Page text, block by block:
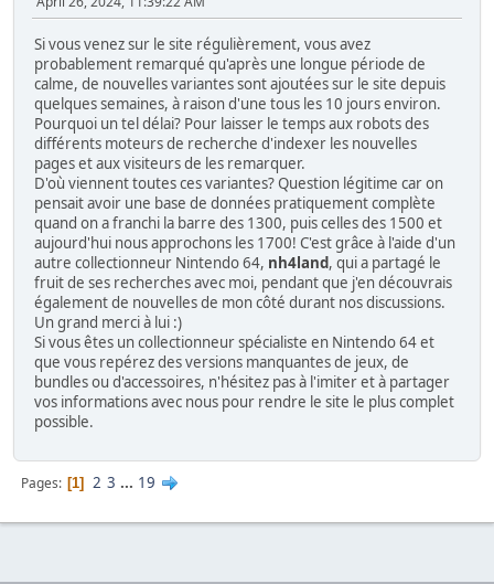
Si vous venez sur le site régulièrement, vous avez
probablement remarqué qu'après une longue période de
calme, de nouvelles variantes sont ajoutées sur le site depuis
quelques semaines, à raison d'une tous les 10 jours environ.
Pourquoi un tel délai? Pour laisser le temps aux robots des
différents moteurs de recherche d'indexer les nouvelles
pages et aux visiteurs de les remarquer.
D'où viennent toutes ces variantes? Question légitime car on
pensait avoir une base de données pratiquement complète
quand on a franchi la barre des 1300, puis celles des 1500 et
aujourd'hui nous approchons les 1700! C'est grâce à l'aide d'un
autre collectionneur Nintendo 64, nh4land, qui a partagé le
fruit de ses recherches avec moi, pendant que j'en découvrais
également de nouvelles de mon côté durant nos discussions.
Un grand merci à lui :)
Si vous êtes un collectionneur spécialiste en Nintendo 64 et
que vous repérez des versions manquantes de jeux, de
bundles ou d'accessoires, n'hésitez pas à l'imiter et à partager
vos informations avec nous pour rendre le site le plus complet
possible.
Pages 1 2 3 ... 19